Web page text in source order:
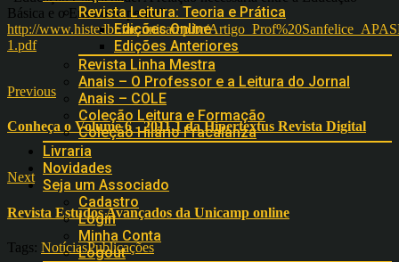
Revista Leitura: Teoria e Prática
Edições Online
Edições Anteriores
Revista Linha Mestra
Anais – O Professor e a Leitura do Jornal
Anais – COLE
Coleção Leitura e Formação
Coleção Hilário Fracalanza
Livraria
Novidades
Seja um Associado
Cadastro
Login
Minha Conta
Logout
Básica e o Ensino Superior”
http://www.histedbr.fae.unicamp.br/
1.pdf
Previous
Conheça o Volume 6 - 2011.1 da Hipertextus Revista Digital
Next
Revista Estudos Avançados da Unicamp online
Tags: NotíciasPublicações